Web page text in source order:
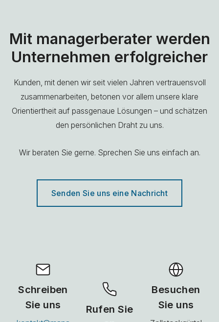
Mit managerberater werden
Unternehmen erfolgreicher
Kunden, mit denen wir seit vielen Jahren vertrauensvoll
zusammenarbeiten, betonen vor allem unsere klare
Orientiertheit auf passgenaue Lösungen – und schätzen
den persönlichen Draht zu uns.
Wir beraten Sie gerne. Sprechen Sie uns einfach an.
Senden Sie uns eine Nachricht
Schreiben
Sie uns
Rufen Sie
Besuchen
Sie uns